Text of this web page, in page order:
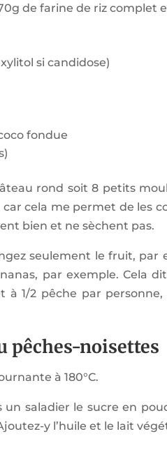
de farine de riz complet
si candidose)
fondue
rond soit 8 petits
cela me permet de les
bien et ne sèchent pas.
seulement le fruit,
par exemple. Cela
à 1/2 pêche par
pêches-noisettes
à 180°C.
saladier le sucre en
y l’huile et le lait